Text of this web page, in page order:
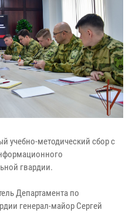
учебно-методический сбор с
гвардии.
Департамента по
генерал-майор Сергей